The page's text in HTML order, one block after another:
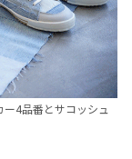
4品番とサコッシュ